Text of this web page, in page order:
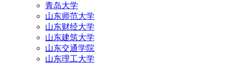
青岛大学
山东师范大学
山东财经大学
山东建筑大学
山东交通学院
山东理工大学